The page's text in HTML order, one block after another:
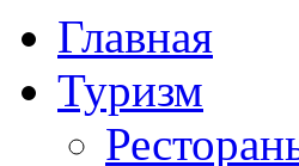
Главная
Туризм